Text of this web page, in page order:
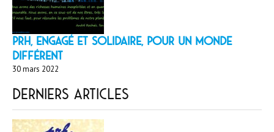
PRH, engagé et solidaire, pour un monde
différent
30 mars 2022
Derniers articles